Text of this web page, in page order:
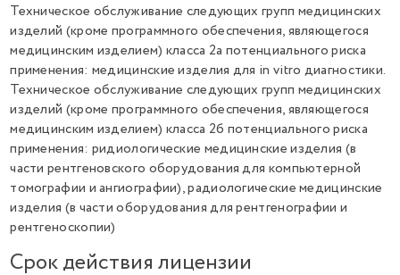
Техническое обслуживание следующих групп медицинских
изделий (кроме программного обеспечения, являющегося
медицинским изделием) класса 2а потенциального риска
применения: медицинские изделия для in vitro диагностики.
Техническое обслуживание следующих групп медицинских
изделий (кроме программного обеспечения, являющегося
медицинским изделием) класса 2б потенциального риска
применения: ридиологические медицинские изделия (в
части рентгеновского оборудования для компьютерной
томографии и ангиографии), радиологические медицинские
изделия (в части оборудования для рентгенографии и
рентгеноскопии)
Срок действия лицензии